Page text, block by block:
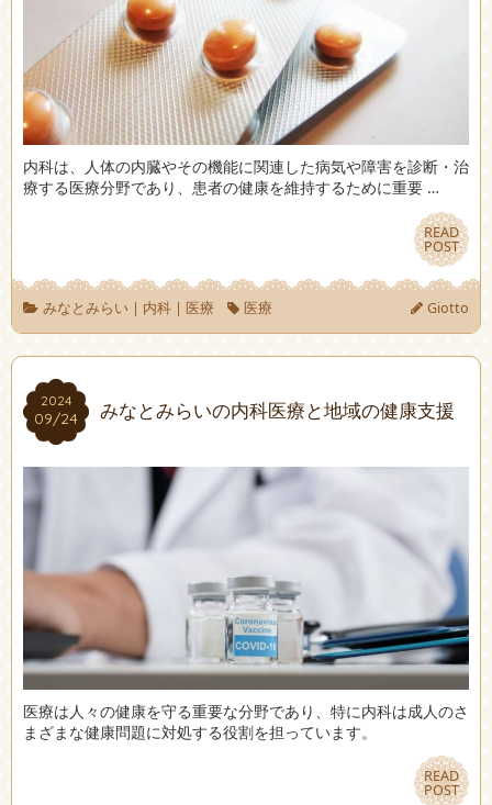
内科は、人体の内臓やその機能に関連した病気や障害を診断・治
療する医療分野であり、患者の健康を維持するために重要 …
READ
POST
READ
POST
みなとみらい| 内科| 医療 医療 Giotto
2024
09/24
2024
09/24 みなとみらいの内科医療と地域の健康支援
医療は人々の健康を守る重要な分野であり、特に内科は成人のさ
まざまな健康問題に対処する役割を担っています。
READ
POST
READ
POST